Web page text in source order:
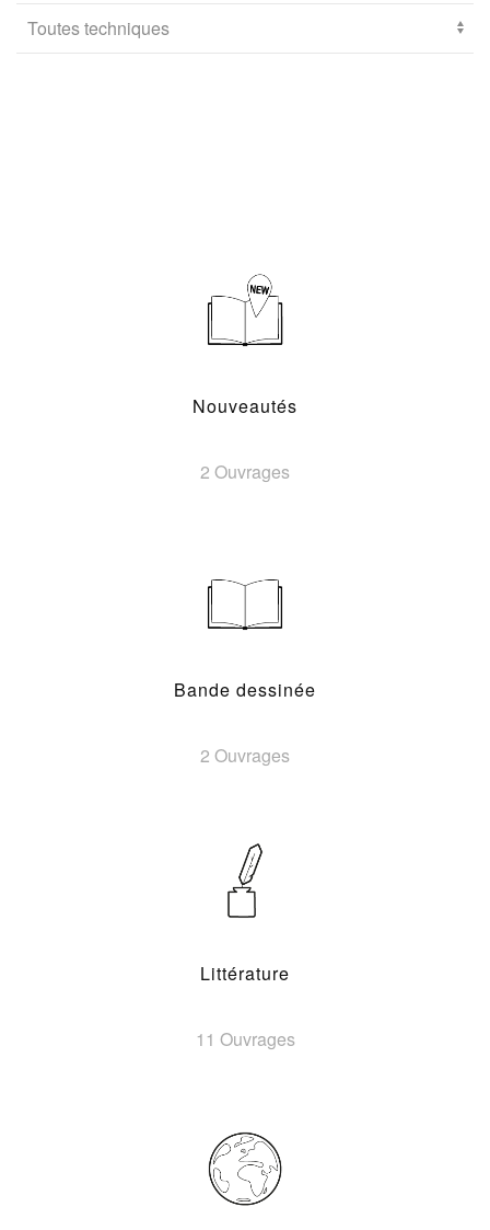
Nouveautés
2 Ouvrages
Bande dessinée
2 Ouvrages
Littérature
11 Ouvrages